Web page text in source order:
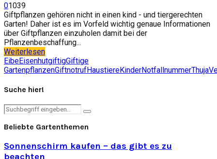
01039
Giftpflanzen gehören nicht in einen kind - und tiergerechten
Garten! Daher ist es im Vorfeld wichtig genaue Informationen
über Giftpflanzen einzuholen damit bei der
Pflanzenbeschaffung...
Weiterlesen
EibeEisenhutgiftigGiftige
GartenpflanzenGiftnotrufHaustiereKinderNotfallnummerThuja
Suche hier!
Search
Search
Beliebte Gartenthemen
Sonnenschirm kaufen – das gibt es zu
beachten